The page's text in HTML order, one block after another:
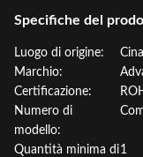
Specifiche del
Luogo di origine:
Cina
Marchio:
Certificazione:
Numero di
modello:
Quantità minima di1